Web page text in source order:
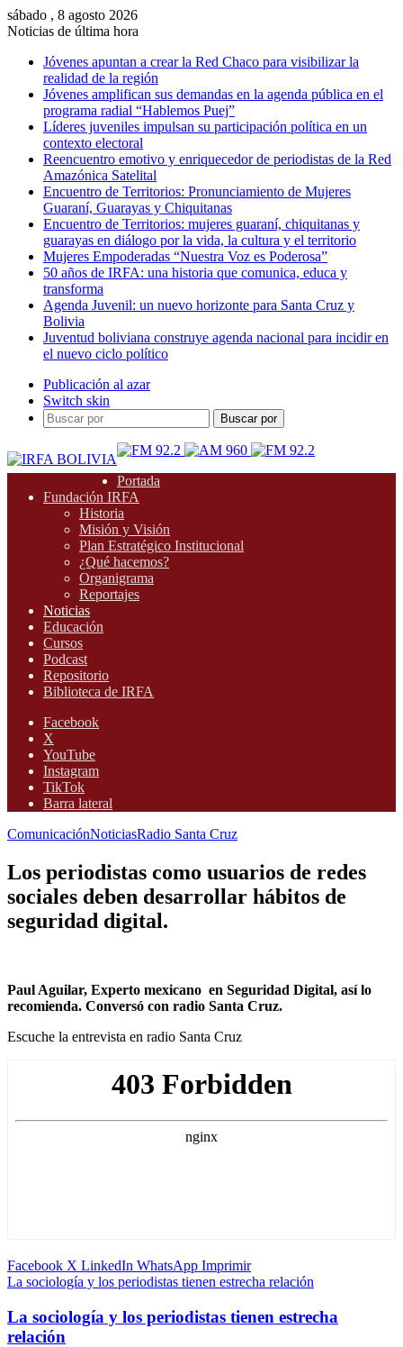
sábado , 8 agosto 2026
Noticias de última hora
Jóvenes apuntan a crear la Red Chaco para visibilizar la
realidad de la región
Jóvenes amplifican sus demandas en la agenda pública en el
programa radial “Hablemos Puej”
Líderes juveniles impulsan su participación política en un
contexto electoral
Reencuentro emotivo y enriquecedor de periodistas de la Red
Amazónica Satelital
Encuentro de Territorios: Pronunciamiento de Mujeres
Guaraní, Guarayas y Chiquitanas
Encuentro de Territorios: mujeres guaraní, chiquitanas y
guarayas en diálogo por la vida, la cultura y el territorio
Mujeres Empoderadas “Nuestra Voz es Poderosa”
50 años de IRFA: una historia que comunica, educa y
transforma
Agenda Juvenil: un nuevo horizonte para Santa Cruz y
Bolivia
Juventud boliviana construye agenda nacional para incidir en
el nuevo ciclo político
Publicación al azar
Switch skin
Buscar por
Portada
Fundación IRFA
Historia
Misión y Visión
Plan Estratégico Institucional
¿Qué hacemos?
Organigrama
Reportajes
Noticias
Educación
Cursos
Podcast
Repositorio
Biblioteca de IRFA
Facebook
X
YouTube
Instagram
TikTok
Barra lateral
ComunicaciónNoticiasRadio Santa Cruz
Los periodistas como usuarios de redes
sociales deben desarrollar hábitos de
seguridad digital.
Paul Aguilar, Experto mexicano en Seguridad Digital, así lo
recomienda. Conversó con radio Santa Cruz.
Escuche la entrevista en radio Santa Cruz
Facebook X LinkedIn WhatsApp Imprimir
La sociología y los periodistas tienen estrecha relación
La sociología y los periodistas tienen estrecha
relación